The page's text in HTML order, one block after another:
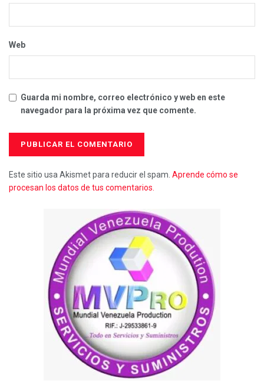
Web
Guarda mi nombre, correo electrónico y web en este
navegador para la próxima vez que comente.
Este sitio usa Akismet para reducir el spam. Aprende cómo se
procesan los datos de tus comentarios.